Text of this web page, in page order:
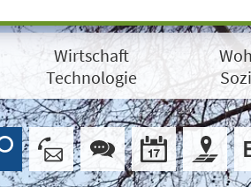
Wirtschaft
Technologie